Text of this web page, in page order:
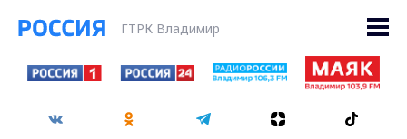
ГТРК Владимир